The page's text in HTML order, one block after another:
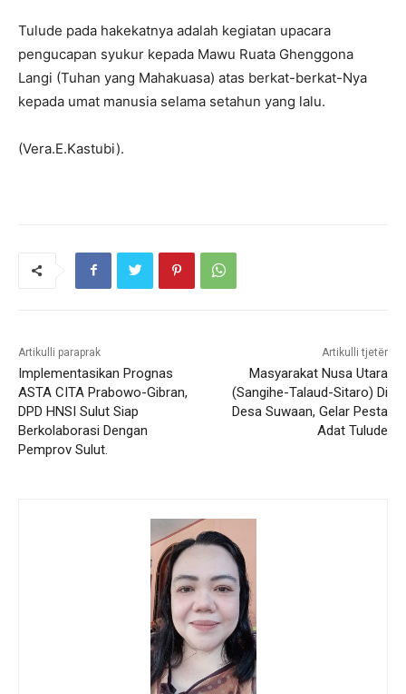
Tulude pada hakekatnya adalah kegiatan upacara
pengucapan syukur kepada Mawu Ruata Ghenggona
Langi (Tuhan yang Mahakuasa) atas berkat-berkat-Nya
kepada umat manusia selama setahun yang lalu.
(Vera.E.Kastubi).
Artikulli paraprak
Implementasikan Prognas
ASTA CITA Prabowo-Gibran,
DPD HNSI Sulut Siap
Berkolaborasi Dengan
Pemprov Sulut.
Artikulli tjetër
Masyarakat Nusa Utara
(Sangihe-Talaud-Sitaro) Di
Desa Suwaan, Gelar Pesta
Adat Tulude